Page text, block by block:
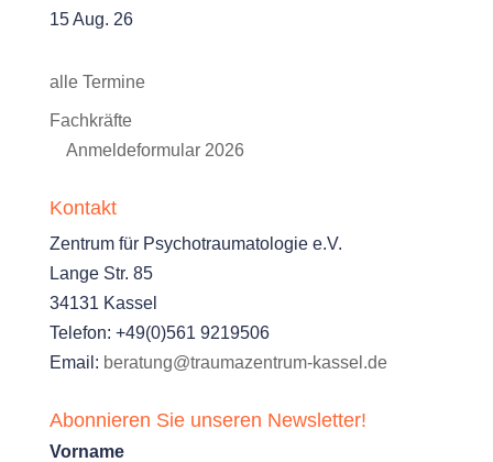
15 Aug. 26
alle Termine
Fachkräfte
Anmeldeformular 2026
Kontakt
Zentrum für Psychotraumatologie e.V.
Lange Str. 85
34131 Kassel
Telefon: +49(0)561 9219506
Email: beratung@traumazentrum-kassel.de
Abonnieren Sie unseren Newsletter!
Vorname